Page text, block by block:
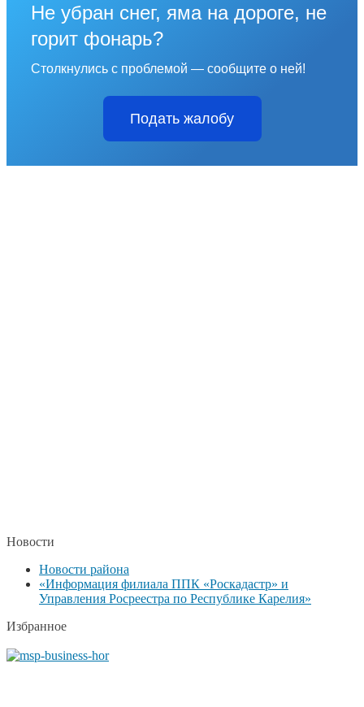
Не убран снег, яма на дороге, не
горит фонарь?
Столкнулись с проблемой — сообщите о ней!
Подать жалобу
Новости
Новости района
«Информация филиала ППК «Роскадастр» и
Управления Росреестра по Республике Карелия»
Избранное